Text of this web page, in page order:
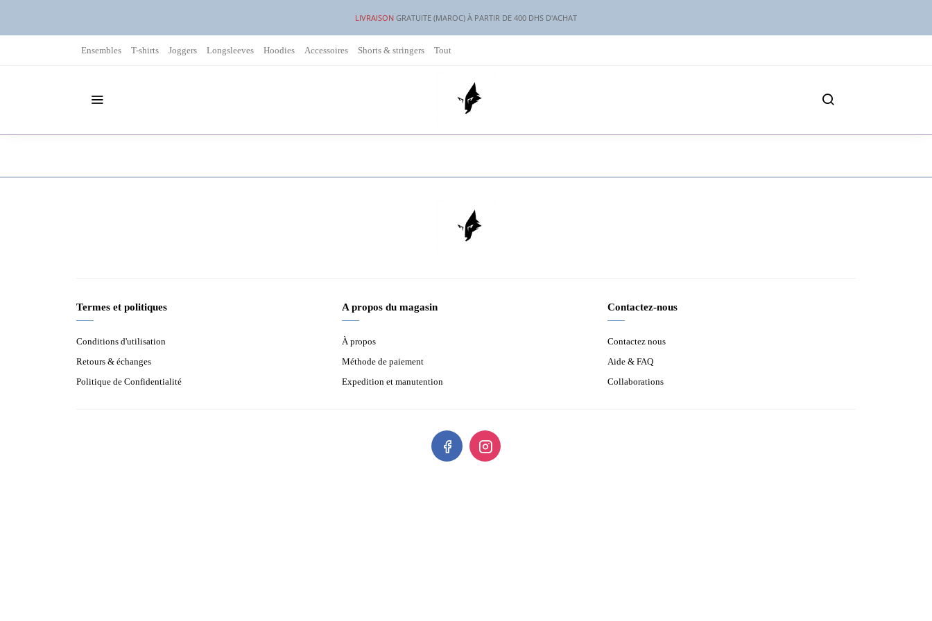
LIVRAISON GRATUITE (MAROC) À PARTIR DE 400 DHS D'ACHAT
Ensembles T-shirts Joggers Longsleeves Hoodies Accessoires Shorts & stringers Tout
Termes et politiques
Conditions d'utilisation
Retours & échanges
Politique de Confidentialité
A propos du magasin
À propos
Méthode de paiement
Expedition et manutention
Contactez-nous
Contactez nous
Aide & FAQ
Collaborations